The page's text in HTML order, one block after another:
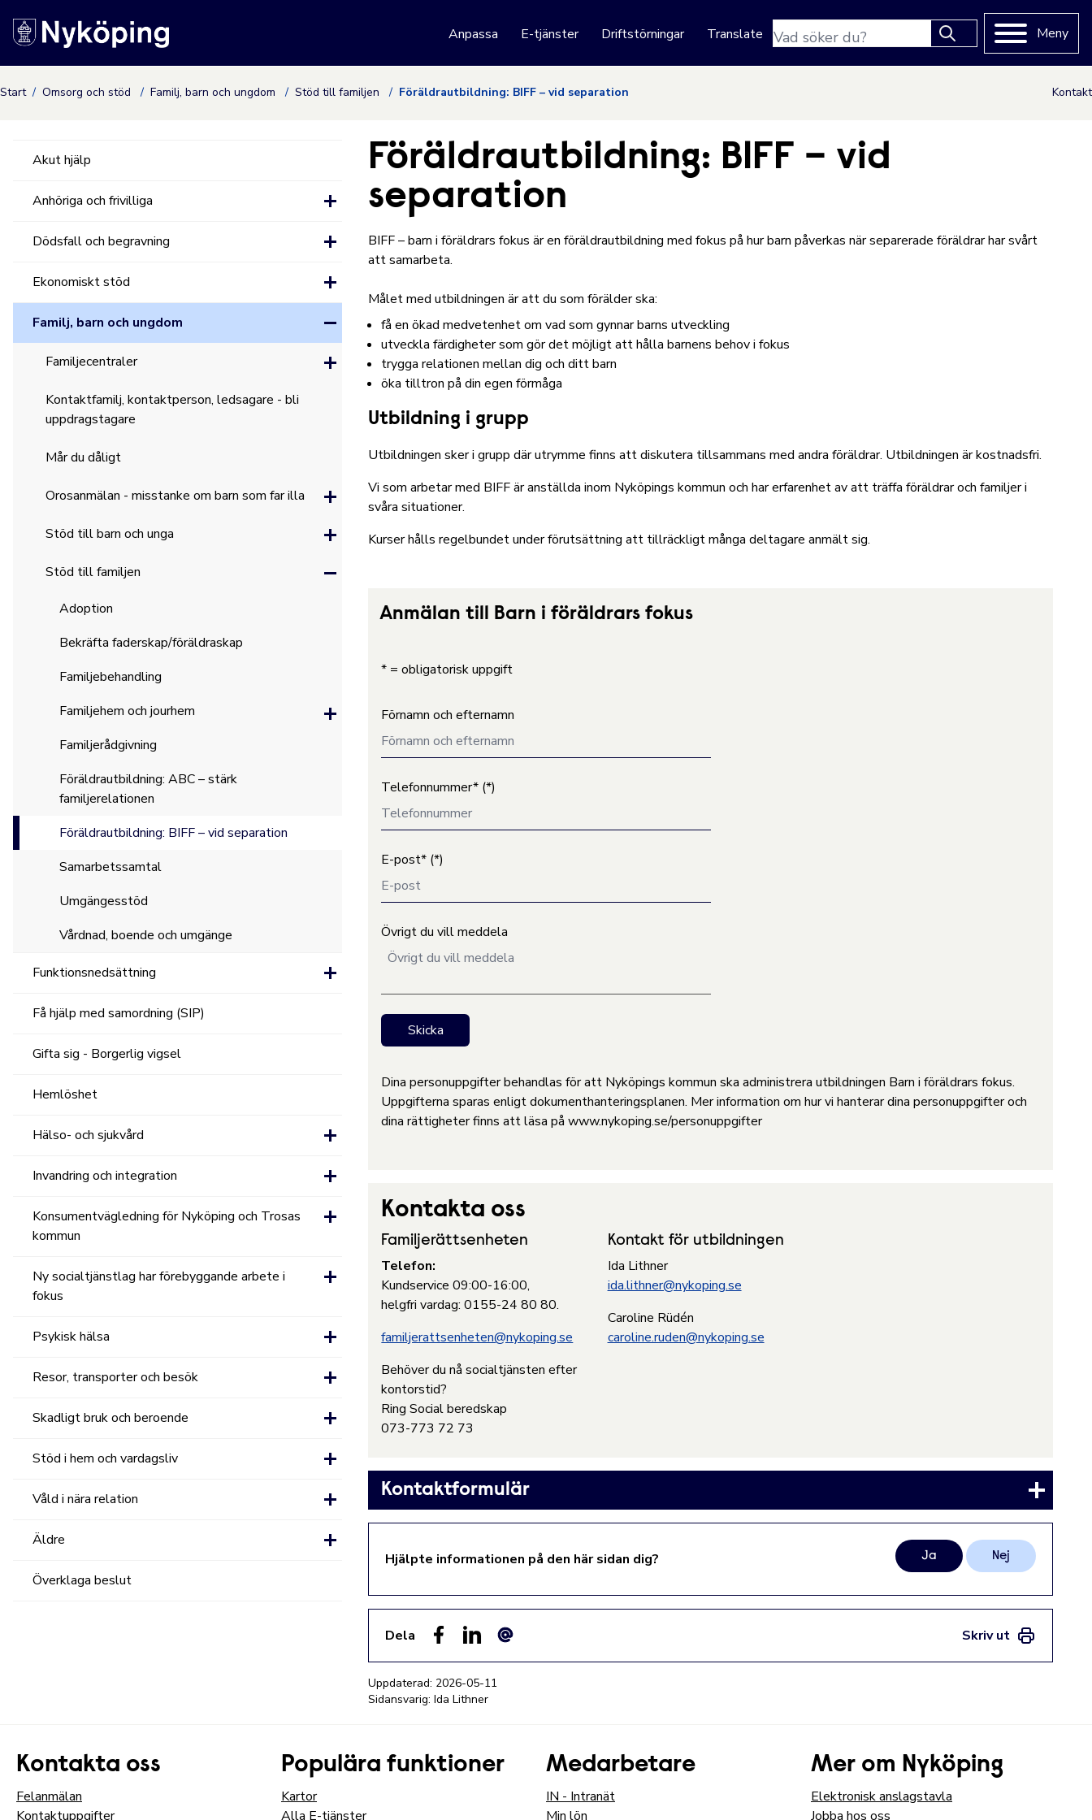
Hoppa till innehåll
Nyköpings kommuns webbplats
Anpassa E-tjänster Driftstörningar Translate
Sökfras
Meny
Start Omsorg och stöd Familj, barn och ungdom Stöd till familjen Föräldrautbildning: BIFF – vid separation Kontakt
Föräldrautbildning: BIFF – vid
separation
BIFF – barn i föräldrars fokus är en föräldrautbildning med fokus på hur barn påverkas när separerade föräldrar har svårt
att samarbeta.
Målet med utbildningen är att du som förälder ska:
få en ökad medvetenhet om vad som gynnar barns utveckling
utveckla färdigheter som gör det möjligt att hålla barnens behov i fokus
trygga relationen mellan dig och ditt barn
öka tilltron på din egen förmåga
Utbildning i grupp
Utbildningen sker i grupp där utrymme finns att diskutera tillsammans med andra föräldrar. Utbildningen är kostnadsfri.
Vi som arbetar med BIFF är anställda inom Nyköpings kommun och har erfarenhet av att träffa föräldrar och familjer i
svåra situationer.
Kurser hålls regelbundet under förutsättning att tillräckligt många deltagare anmält sig.
Anmälan till Barn i föräldrars fokus
* = obligatorisk uppgift
Förnamn och efternamn
Telefonnummer*
E-post*
Övrigt du vill meddela
Skicka
Dina personuppgifter behandlas för att Nyköpings kommun ska administrera utbildningen Barn i föräldrars fokus.
Uppgifterna sparas enligt dokumenthanteringsplanen. Mer information om hur vi hanterar dina personuppgifter och
dina rättigheter finns att läsa på www.nykoping.se/personuppgifter
Kontakta oss
Familjerättsenheten
Telefon:
Kundservice 09:00-16:00,
helgfri vardag: 0155-24 80 80.
familjerattsenheten@nykoping.se
Behöver du nå socialtjänsten efter
kontorstid?
Ring Social beredskap
073-773 72 73
Kontakt för utbildningen
Ida Lithner
ida.lithner@nykoping.se
Caroline Rüdén
caroline.ruden@nykoping.se
Kontaktformulär
Hjälpte informationen på den här sidan dig? Ja Nej
Dela
Skriv ut
Uppdaterad: 2026-05-11
Sidansvarig: Ida Lithner
Akut hjälp
Anhöriga och frivilliga
Dödsfall och begravning
Ekonomiskt stöd
Familj, barn och ungdom
Familjecentraler
Kontaktfamilj, kontaktperson, ledsagare - bli
uppdragstagare
Mår du dåligt
Orosanmälan - misstanke om barn som far illa
Stöd till barn och unga
Stöd till familjen
Adoption
Bekräfta faderskap/föräldraskap
Familjebehandling
Familjehem och jourhem
Familjerådgivning
Föräldrautbildning: ABC – stärk
familjerelationen
Föräldrautbildning: BIFF – vid separation
Samarbetssamtal
Umgängesstöd
Vårdnad, boende och umgänge
Funktionsnedsättning
Få hjälp med samordning (SIP)
Gifta sig - Borgerlig vigsel
Hemlöshet
Hälso- och sjukvård
Invandring och integration
Konsumentvägledning för Nyköping och Trosas
kommun
Ny socialtjänstlag har förebyggande arbete i
fokus
Psykisk hälsa
Resor, transporter och besök
Skadligt bruk och beroende
Stöd i hem och vardagsliv
Våld i nära relation
Äldre
Överklaga beslut
Kontakta oss
Felanmälan
Kontaktuppgifter
Populära funktioner
Kartor
Alla E-tjänster
Medarbetare
IN - Intranät
Min lön
Mer om Nyköping
Elektronisk anslagstavla
Jobba hos oss